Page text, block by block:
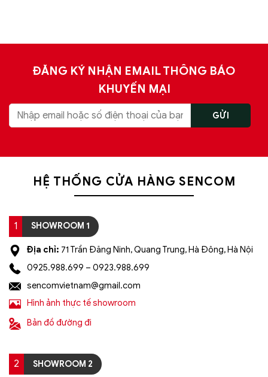
ĐĂNG KÝ NHẬN EMAIL THÔNG BÁO
KHUYẾN MẠI
HỆ THỐNG CỬA HÀNG SENCOM
1 SHOWROOM 1
Địa chỉ: 71 Trần Đăng Ninh, Quang Trung, Hà Đông, Hà Nội
0925.988.699 – 0923.988.699
sencomvietnam@gmail.com
Hình ảnh thực tế showroom
Bản đồ đường đi
2 SHOWROOM 2